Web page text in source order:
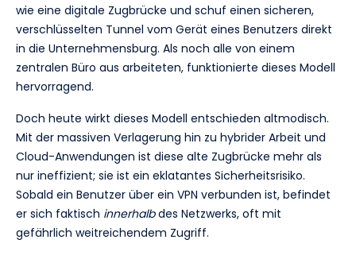
wie eine digitale Zugbrücke und schuf einen sicheren,
verschlüsselten Tunnel vom Gerät eines Benutzers direkt
in die Unternehmensburg. Als noch alle von einem
zentralen Büro aus arbeiteten, funktionierte dieses Modell
hervorragend.
Doch heute wirkt dieses Modell entschieden altmodisch.
Mit der massiven Verlagerung hin zu hybrider Arbeit und
Cloud-Anwendungen ist diese alte Zugbrücke mehr als
nur ineffizient; sie ist ein eklatantes Sicherheitsrisiko.
Sobald ein Benutzer über ein VPN verbunden ist, befindet
er sich faktisch innerhalbdes Netzwerks, oft mit
gefährlich weitreichendem Zugriff.